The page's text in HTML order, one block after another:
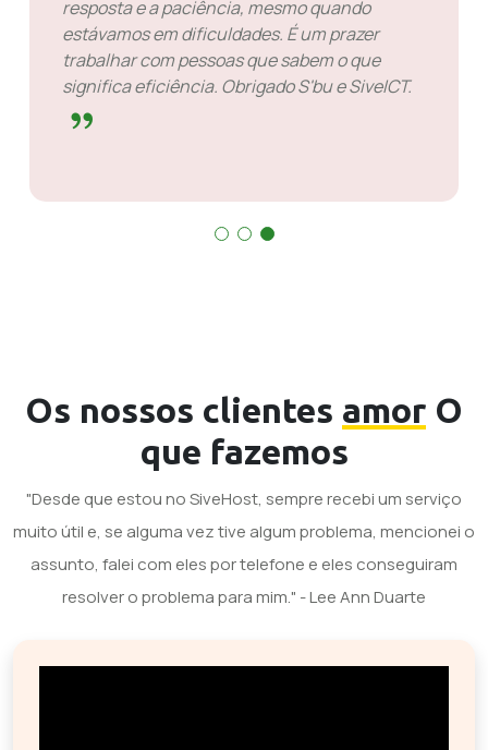
resposta e a paciência, mesmo quando
estávamos em dificuldades. É um prazer
trabalhar com pessoas que sabem o que
significa eficiência. Obrigado S'bu e SiveICT.
Os nossos clientes amor O
que fazemos
"Desde que estou no SiveHost, sempre recebi um serviço
muito útil e, se alguma vez tive algum problema, mencionei o
assunto, falei com eles por telefone e eles conseguiram
resolver o problema para mim." - Lee Ann Duarte